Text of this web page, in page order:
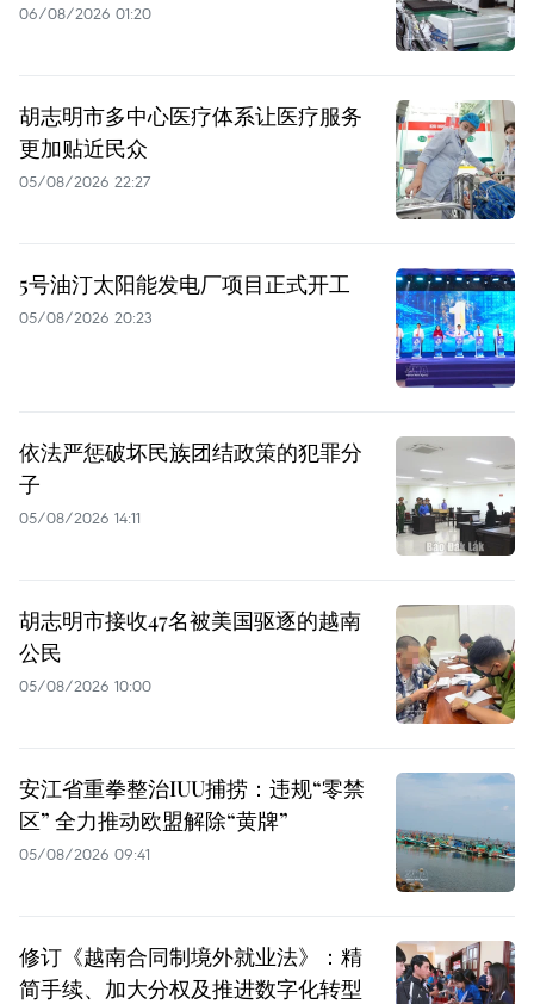
06/08/2026 01:20
胡志明市多中心医疗体系让医疗服务
更加贴近民众
05/08/2026 22:27
5号油汀太阳能发电厂项目正式开工
05/08/2026 20:23
依法严惩破坏民族团结政策的犯罪分
子
05/08/2026 14:11
胡志明市接收47名被美国驱逐的越南
公民
05/08/2026 10:00
安江省重拳整治IUU捕捞：违规“零禁
区” 全力推动欧盟解除“黄牌”
05/08/2026 09:41
修订《越南合同制境外就业法》：精
简手续、加大分权及推进数字化转型